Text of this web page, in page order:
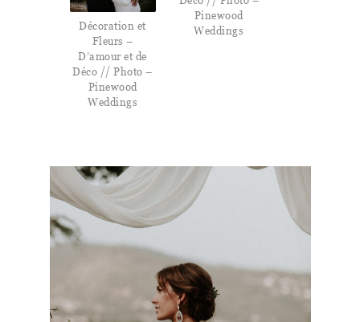
Décoration et
Fleurs –
D’amour et de
Déco // Photo –
Pinewood
Weddings
Pinewood
Weddings